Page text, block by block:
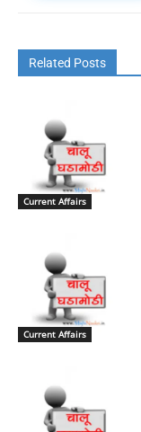
Related Posts
Current Affairs
Current Affairs